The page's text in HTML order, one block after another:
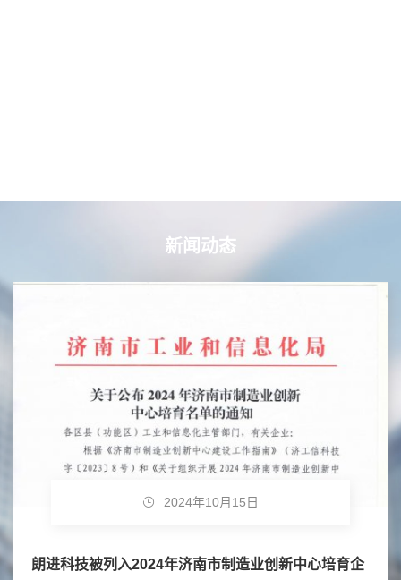
新闻动态
2024年10月15日
朗进科技被列入2024年济南市制造业创新中心培育企